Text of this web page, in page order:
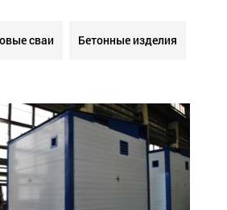
сваи Бетонные изделия